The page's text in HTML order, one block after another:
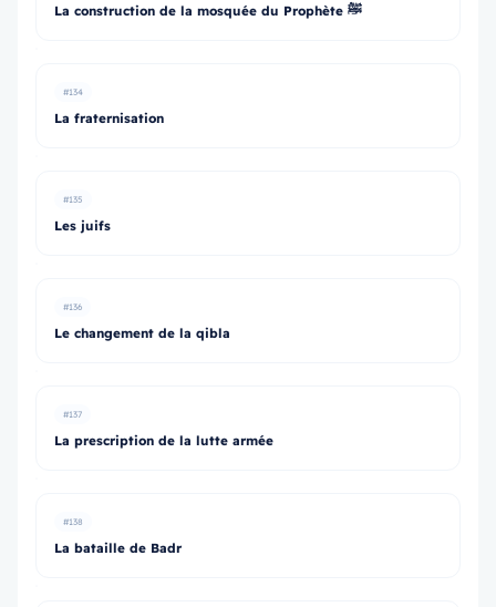
La construction de la mosquée du Prophète ﷺ
#134
La fraternisation
#135
Les juifs
#136
Le changement de la qibla
#137
La prescription de la lutte armée
#138
La bataille de Badr